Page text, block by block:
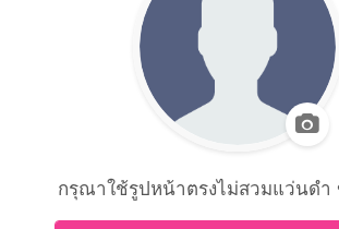
กรุณาใช้รูปหน้าตรงไม่สวมแว่นดำ